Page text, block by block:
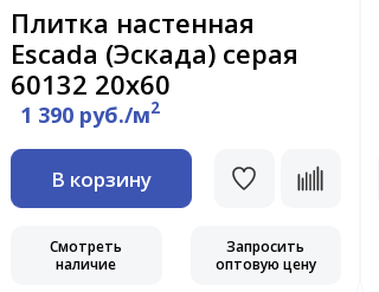
Плитка настенная
Escada (Эскада) серая
60132 20х60
1 390 руб./м2
В корзину
Смотреть
наличие
Запросить
оптовую цену